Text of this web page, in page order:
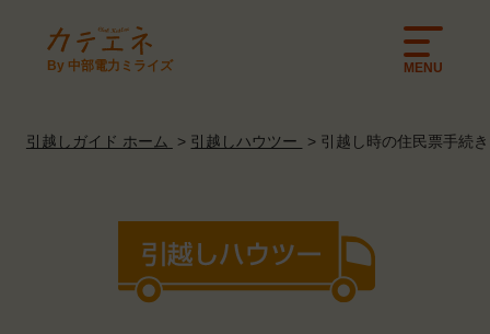
By 中部電力ミライズ MENU
引越しガイド ホーム 引越しハウツー 引越し時の住民票手続